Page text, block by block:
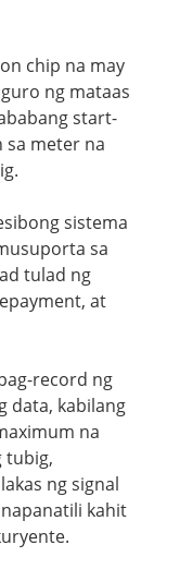
chip na may
ng mataas
start-
sa meter na
sistema
sa
tulad ng
at
record ng
data, kabilang
na
tubig,
ng signal
kahit